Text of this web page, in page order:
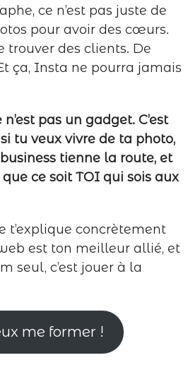
ce n’est pas juste de
pour avoir des cœurs.
trouver des clients. De
ça, Insta ne pourra jamais
pas un gadget. C’est
tu veux vivre de ta photo,
tienne la route, et
ce soit TOI qui sois aux
t’explique concrètement
est ton meilleur allié, et
seul, c’est jouer à la
me former !